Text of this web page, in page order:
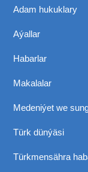
Adam hukuklary
Aýallar
Habarlar
Makalalar
Medeniýet we
Türk dünýäsi
Türkmensähra